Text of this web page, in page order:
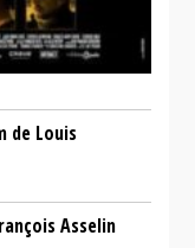
de Louis
Asselin